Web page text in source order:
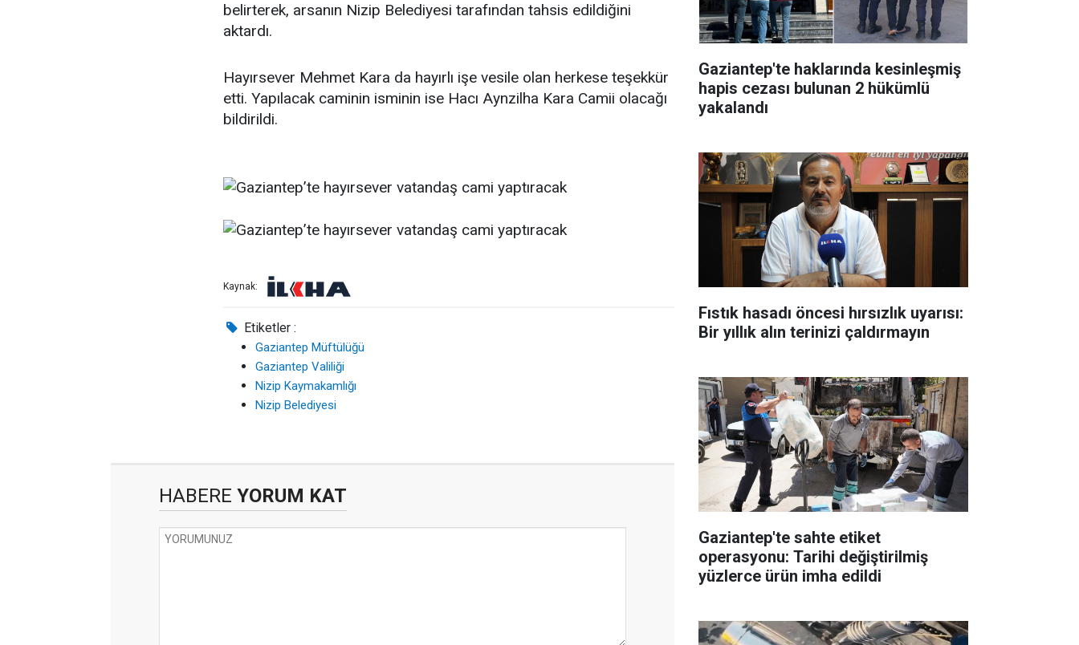
belirterek, arsanın Nizip Belediyesi tarafından tahsis edildiğini
aktardı.
Hayırsever Mehmet Kara da hayırlı işe vesile olan herkese teşekkür
etti. Yapılacak caminin isminin ise Hacı Aynzilha Kara Camii olacağı
bildirildi.
Kaynak:
Etiketler :
Gaziantep Müftülüğü
Gaziantep Valiliği
Nizip Kaymakamlığı
Nizip Belediyesi
HABERE YORUM KAT
Gaziantep'te haklarında kesinleşmiş
hapis cezası bulunan 2 hükümlü
yakalandı
Fıstık hasadı öncesi hırsızlık uyarısı:
Bir yıllık alın terinizi çaldırmayın
Gaziantep'te sahte etiket
operasyonu: Tarihi değiştirilmiş
yüzlerce ürün imha edildi